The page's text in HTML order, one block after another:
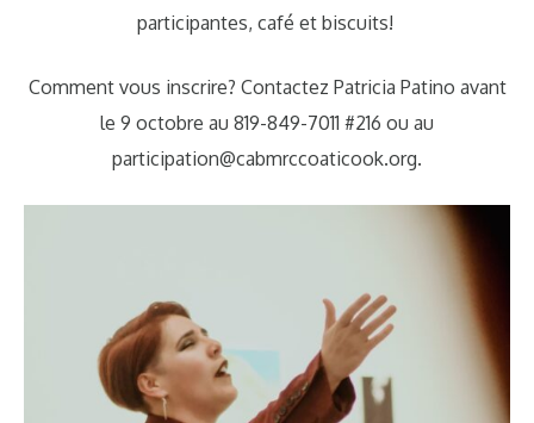
participantes, café et biscuits!
Comment vous inscrire? Contactez Patricia Patino avant
le 9 octobre au 819-849-7011 #216 ou au
participation@cabmrccoaticook.org.